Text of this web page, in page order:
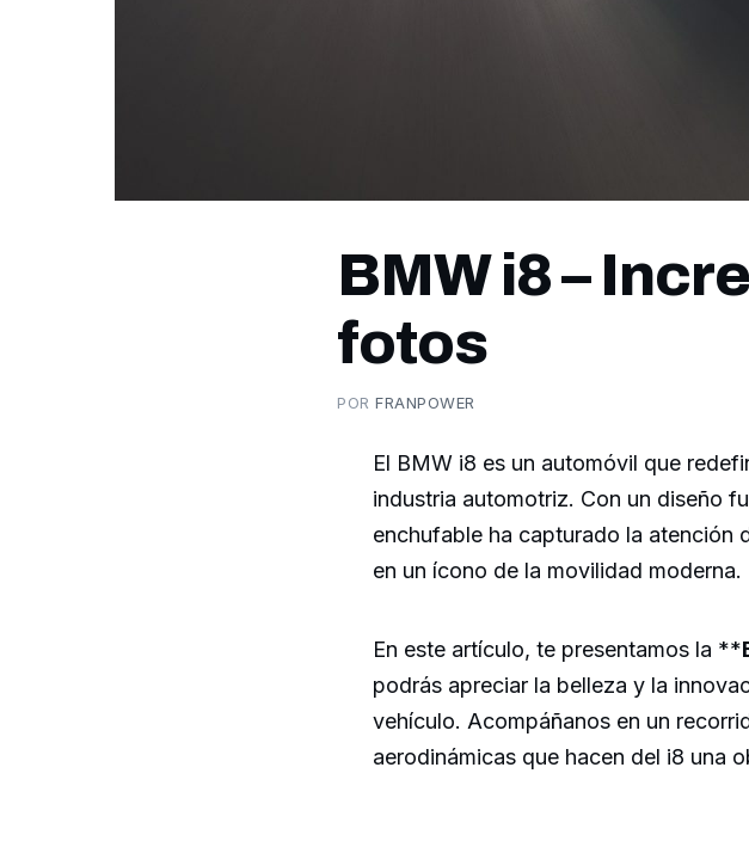
BMW i8 –
fotos
PORFRANPOWER
El BMW i8 es un automóvil que
industria automotriz. Con un diseño
enchufable ha capturado la atención
en un ícono de la movilidad moderna.
En este artículo, te presentamos la **
podrás apreciar la belleza y la
vehículo. Acompáñanos en un
aerodinámicas que hacen del i8 una